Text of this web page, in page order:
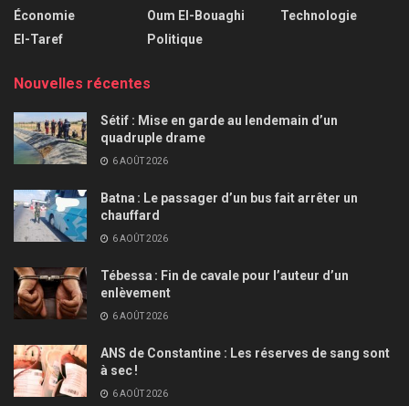
Économie
El-Taref
Oum El-Bouaghi
Politique
Technologie
Nouvelles récentes
Sétif : Mise en garde au lendemain d’un
quadruple drame
6 AOÛT 2026
Batna : Le passager d’un bus fait arrêter un
chauffard
6 AOÛT 2026
Tébessa : Fin de cavale pour l’auteur d’un
enlèvement
6 AOÛT 2026
ANS de Constantine : Les réserves de sang sont
à sec !
6 AOÛT 2026